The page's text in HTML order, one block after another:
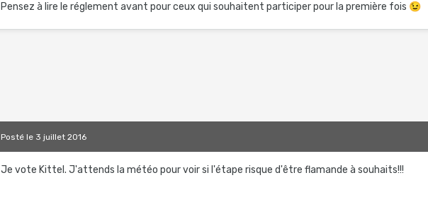
Pensez à lire le réglement avant pour ceux qui souhaitent participer pour la première fois 😉
Postéle 3 juillet 2016
Je vote Kittel. J'attends la météo pour voir si l'étape risque d'être flamande à souhaits!!!